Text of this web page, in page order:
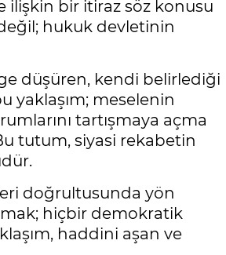
ilişkin bir itiraz söz konusu
değil; hukuk devletinin
düşüren, kendi belirlediği
yaklaşım; meselenin
tartışmaya açma
tutum, siyasi rekabetin
doğrultusunda yön
hiçbir demokratik
haddini aşan ve